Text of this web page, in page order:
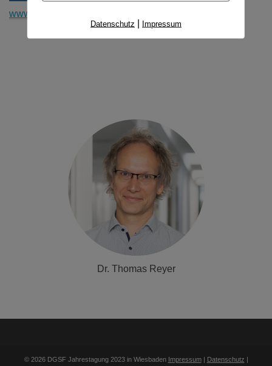
www.kuenstlerisch-systemische-therapie.de
Dr. Thomas Reyer
© 2026 DGSF Jahrestagung 2023 in Wiesbaden Impressum| Datenschutz |
Datenschutz | Impressum